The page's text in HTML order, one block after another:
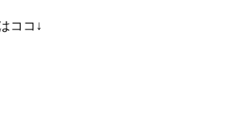
ココ↓